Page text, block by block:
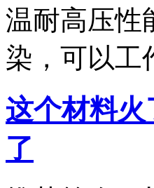
温耐高压性
染，可以工
这个材料
了